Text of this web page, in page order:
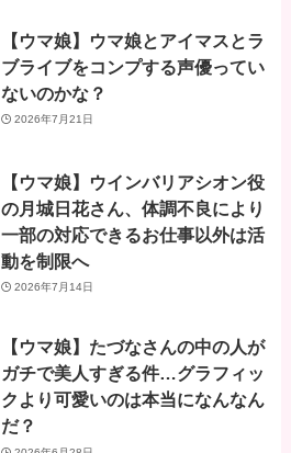
【ウマ娘】ウマ娘とアイマスとラ
ブライブをコンプする声優ってい
ないのかな？
2026年7月21日
【ウマ娘】ウインバリアシオン役
の月城日花さん、体調不良により
一部の対応できるお仕事以外は活
動を制限へ
2026年7月14日
【ウマ娘】たづなさんの中の人が
ガチで美人すぎる件…グラフィッ
クより可愛いのは本当になんなん
だ？